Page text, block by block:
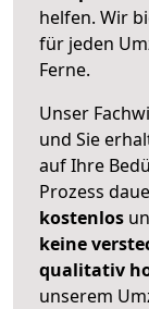
helfen. Wir
für jeden
Ferne.
Unser
und Sie
auf Ihre
Prozess
kostenlos
keine
qualitativ
unserem